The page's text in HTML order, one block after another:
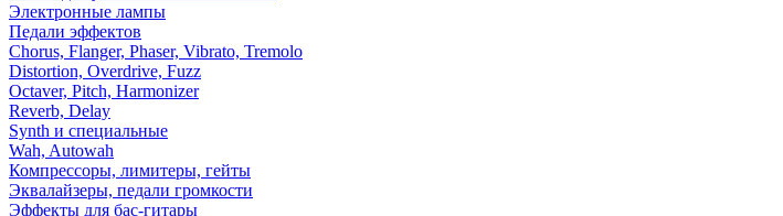
Электронные лампы
Педали эффектов
Chorus, Flanger, Phaser, Vibrato, Tremolo
Distortion, Overdrive, Fuzz
Octaver, Pitch, Harmonizer
Reverb, Delay
Synth и специальные
Wah, Autowah
Компрессоры, лимитеры, гейты
Эквалайзеры, педали громкости
Эффекты для бас-гитары